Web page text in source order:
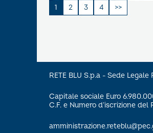
Paginazione
articoli
1 2 3 4
RETE BLU S.p.a - Sede
Capitale sociale Euro
C.F. e Numero d’iscrizione